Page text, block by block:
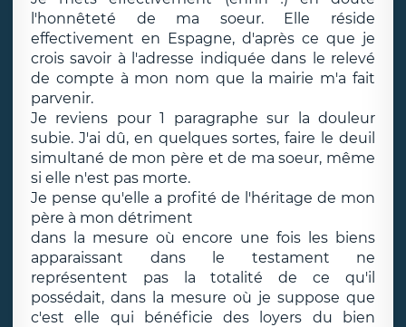
l'honnêteté de ma soeur. Elle réside
effectivement en Espagne, d'après ce que je
crois savoir à l'adresse indiquée dans le relevé
de compte à mon nom que la mairie m'a fait
parvenir.
Je reviens pour 1 paragraphe sur la douleur
subie. J'ai dû, en quelques sortes, faire le deuil
simultané de mon père et de ma soeur, même
si elle n'est pas morte.
Je pense qu'elle a profité de l'héritage de mon
père à mon détriment
dans la mesure où encore une fois les biens
apparaissant dans le testament ne
représentent pas la totalité de ce qu'il
possédait, dans la mesure où je suppose que
c'est elle qui bénéficie des loyers du bien